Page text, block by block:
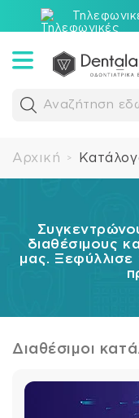
Αναζήτηση
Αρχική >
διαθέσιμους
μας. Ξεφύλλισε
Διαθέσιμοι